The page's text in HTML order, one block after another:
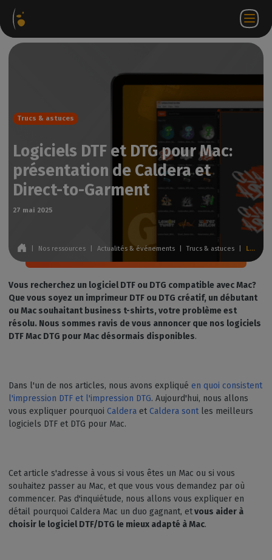
FR
Trucs & astuces
Logiciels DTF et DTG pour Mac:
présentation de Caldera et
Direct-to-Garment
27 mai 2025
Nos ressources Actualités & événements Trucs & astuces Logiciels DTF et DTG pour Mac: présentation de Caldera et Direct-to-Garment
Vous recherchez un logiciel DTF ou DTG compatible avec Mac?
Que vous soyez un imprimeur DTF ou DTG créatif, un débutant
ou Mac souhaitant business t-shirts, votre problème est
résolu. Nous sommes ravis de vous annoncer que nos logiciels
DTF Mac DTG pour Mac désormais disponibles.
Dans l'un de nos articles, nous avons expliqué en quoi consistent
l'impression DTF et l'impression DTG. Aujourd'hui, nous allons
vous expliquer pourquoi Caldera et Caldera sont les meilleurs
logiciels DTF et DTG pour Mac.
Cet article s'adresse à vous si vous êtes un Mac ou si vous
souhaitez passer au Mac, et que vous vous demandez par où
commencer. Pas d'inquiétude, nous allons vous expliquer en
détail pourquoi Caldera Mac un duo gagnant, etvous aider à
choisir le logiciel DTF/DTG le mieux adapté à Mac.